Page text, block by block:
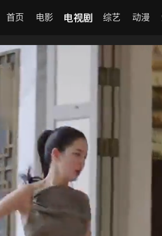
首页 电影 电视剧 综艺 动漫